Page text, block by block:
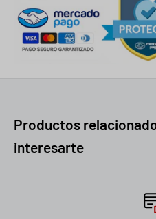
Productos
interesarte